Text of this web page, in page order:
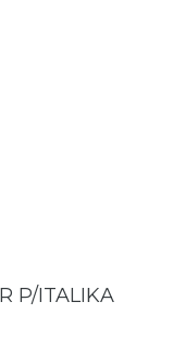
P/ITALIKA